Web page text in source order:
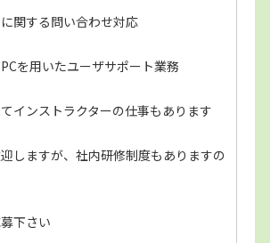
関する問い合わせ対応
を用いたユーザサポート業務
インストラクターの仕事もあります
しますが、社内研修制度もありますの
下さい